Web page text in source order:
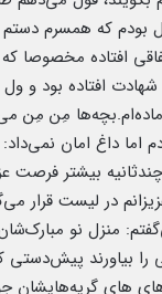
بودم که همسرم دستم
افتاده مخصوصا
افتاده بود و ول
مِن مِن
اما داغ امان
بیشتر فرصت
در لیست قرار
منزل نو
را بیاورند پیش‌دستی
های گریه‌هایشان